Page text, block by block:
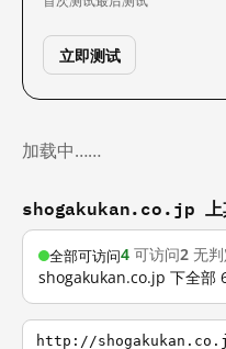
立即测试
加载中……
shogakukan.co.jp 上
全部可访问4 可访问2 无
shogakukan.co.jp 下全部
http://